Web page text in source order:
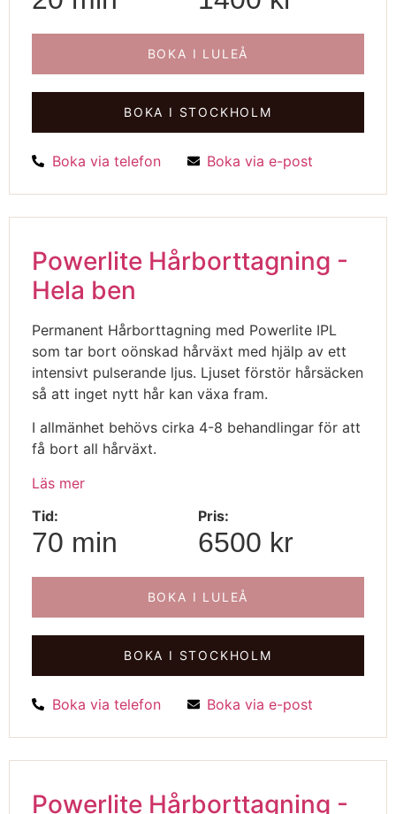
BOKA I LULEÅ
BOKA I STOCKHOLM
Boka via telefon Boka via e-post
Powerlite Hårborttagning -
Hela ben
Permanent Hårborttagning med Powerlite IPL
som tar bort oönskad hårväxt med hjälp av ett
intensivt pulserande ljus. Ljuset förstör hårsäcken
så att inget nytt hår kan växa fram.
I allmänhet behövs cirka 4-8 behandlingar för att
få bort all hårväxt.
Läs mer
Tid:
70 min
Pris:
6500 kr
BOKA I LULEÅ
BOKA I STOCKHOLM
Boka via telefon Boka via e-post
Powerlite Hårborttagning -